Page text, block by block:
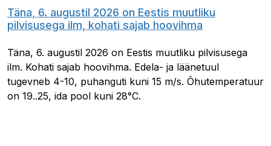
Täna, 6. augustil 2026 on Eestis muutliku
pilvisusega ilm, kohati sajab hoovihma
Täna, 6. augustil 2026 on Eestis muutliku pilvisusega
ilm. Kohati sajab hoovihma. Edela- ja läänetuul
tugevneb 4-10, puhanguti kuni 15 m/s. Õhutemperatuur
on 19..25, ida pool kuni 28°C.